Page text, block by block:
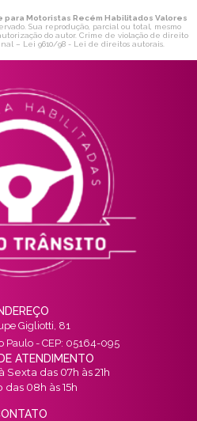
para Motoristas Recém Habilitados Valores
Sua reprodução, parcial ou total, mesmo
do autor. Crime de violação de direito
– Lei 9610/98 - Lei de direitos autorais.
Gigliotti, 81
Paulo - CEP: 05164-095
ATENDIMENTO
Sexta das 07h às 21h
das 08h às 15h